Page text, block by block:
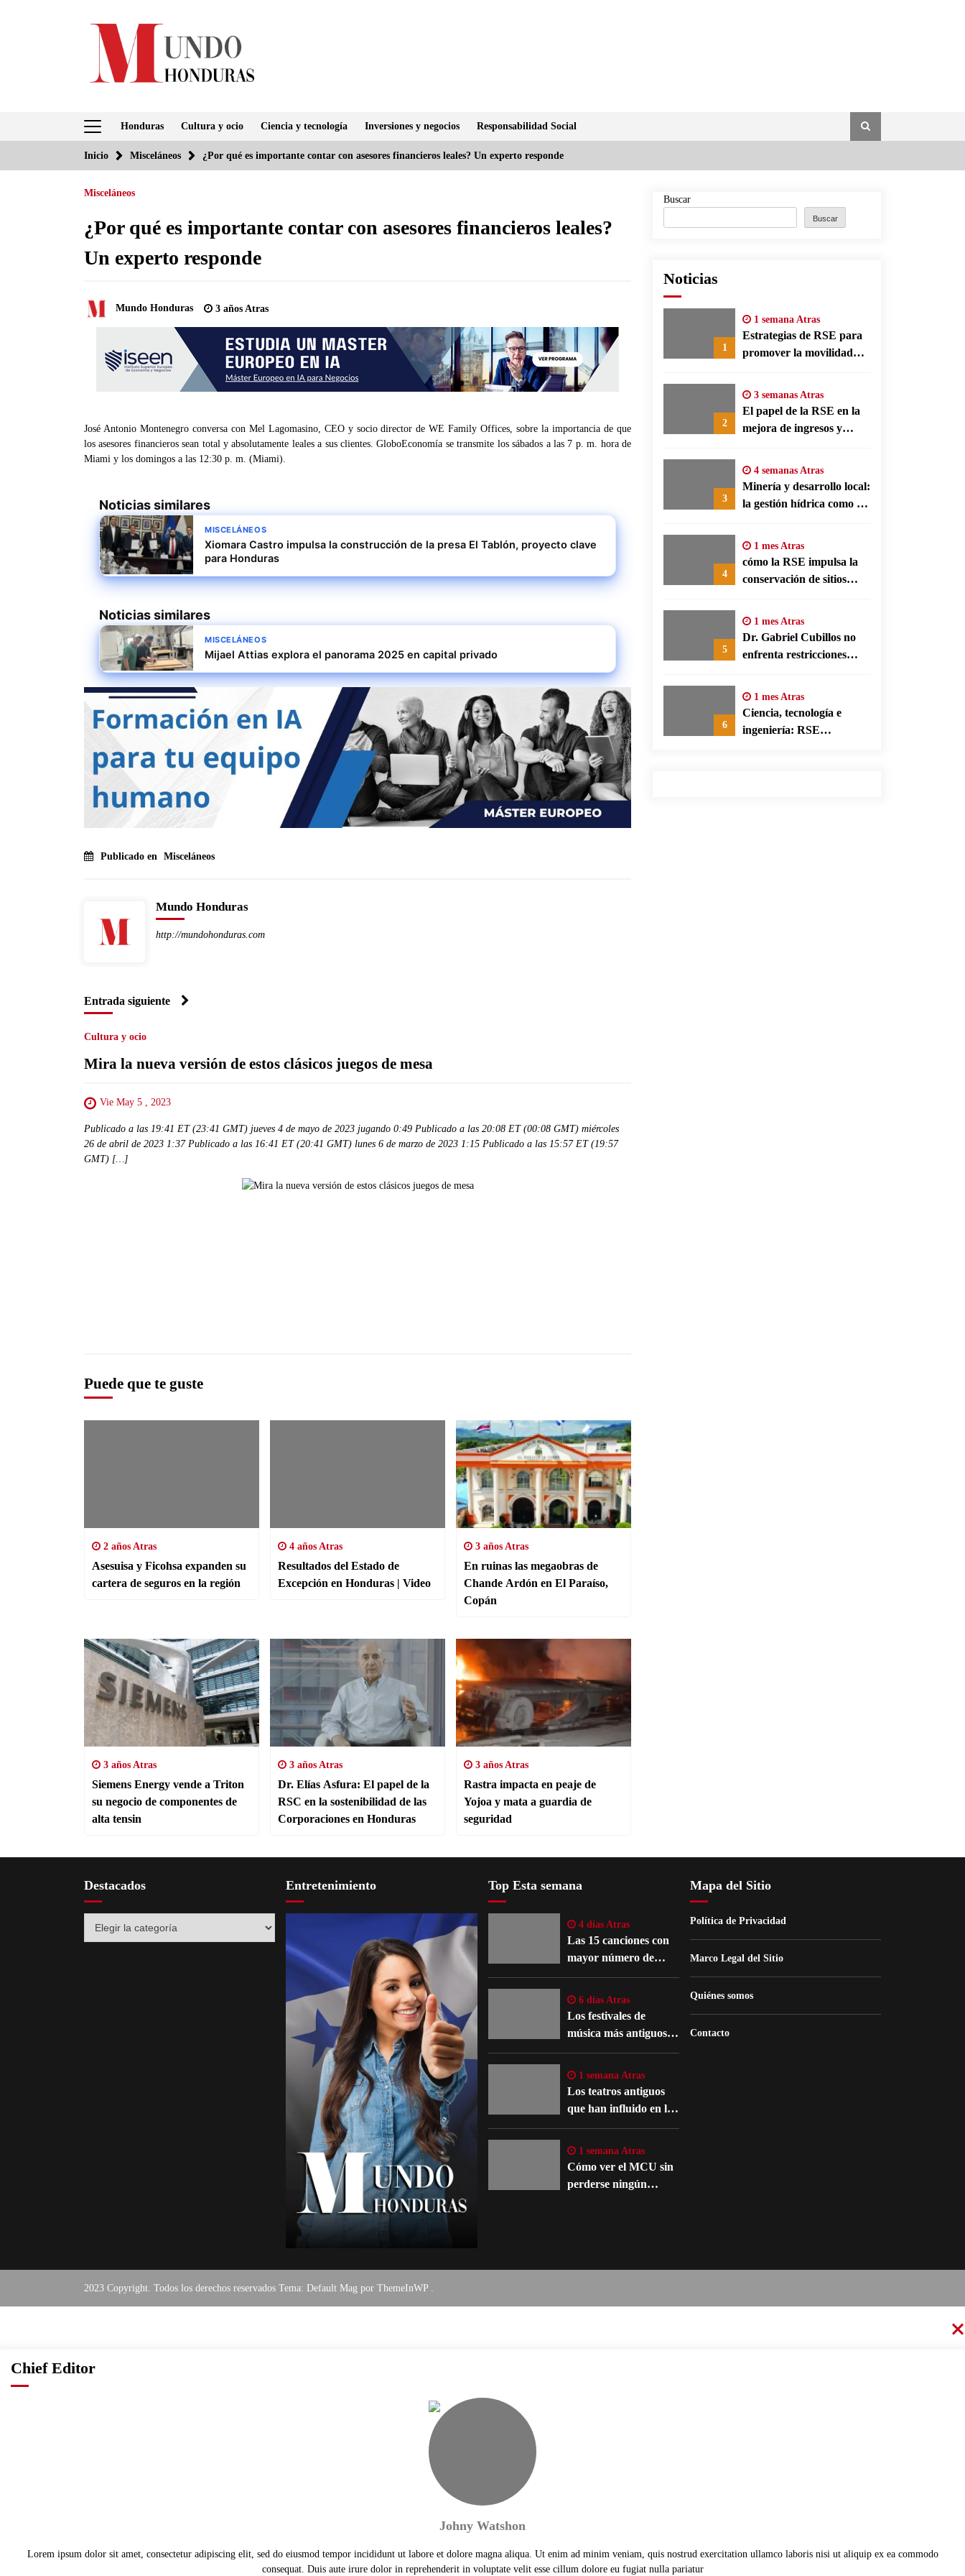
Honduras Cultura y ocio Ciencia y tecnología Inversiones y negocios Responsabilidad Social
Inicio Misceláneos ¿Por qué es importante contar con asesores financieros leales? Un experto responde
Misceláneos
¿Por qué es importante contar con asesores financieros leales?
Un experto responde
Mundo Honduras 3 años Atras
José Antonio Montenegro conversa con Mel Lagomasino, CEO y socio director de WE Family Offices, sobre la importancia de que
los asesores financieros sean total y absolutamente leales a sus clientes. GloboEconomía se transmite los sábados a las 7 p. m. hora de
Miami y los domingos a las 12:30 p. m. (Miami).
Noticias similares
MISCELÁNEOS
Xiomara Castro impulsa la construcción de la presa El Tablón, proyecto clave
para Honduras
Noticias similares
MISCELÁNEOS
Mijael Attias explora el panorama 2025 en capital privado
Publicado en Misceláneos
Mundo Honduras
http://mundohonduras.com
Entrada siguiente
Cultura y ocio
Mira la nueva versión de estos clásicos juegos de mesa
Vie May 5 , 2023
Publicado a las 19:41 ET (23:41 GMT) jueves 4 de mayo de 2023 jugando 0:49 Publicado a las 20:08 ET (00:08 GMT) miércoles
26 de abril de 2023 1:37 Publicado a las 16:41 ET (20:41 GMT) lunes 6 de marzo de 2023 1:15 Publicado a las 15:57 ET (19:57
GMT) […]
Puede que te guste
2 años Atras
Asesuisa y Ficohsa expanden su
cartera de seguros en la región
4 años Atras
Resultados del Estado de
Excepción en Honduras | Video
3 años Atras
En ruinas las megaobras de
Chande Ardón en El Paraíso,
Copán
3 años Atras
Siemens Energy vende a Triton
su negocio de componentes de
alta tensin
3 años Atras
Dr. Elías Asfura: El papel de la
RSC en la sostenibilidad de las
Corporaciones en Honduras
3 años Atras
Rastra impacta en peaje de
Yojoa y mata a guardia de
seguridad
Buscar
Buscar
Noticias
1
1 semana Atras
Estrategias de RSE para
promover la movilidad
fabriles alemanes
2
3 semanas Atras
El papel de la RSE en la
mejora de ingresos y
3
4 semanas Atras
Minería y desarrollo local:
la gestión hídrica como eje
4
1 mes Atras
cómo la RSE impulsa la
conservación de sitios
5
1 mes Atras
Dr. Gabriel Cubillos no
enfrenta restricciones
6
1 mes Atras
Ciencia, tecnología e
ingeniería: RSE
Destacados Entretenimiento Top Esta semana
4 días Atras
Las 15 canciones con
mayor número de
reinterpretaciones
6 días Atras
Los festivales de
música más antiguos
que siguen
actualidad
1 semana Atras
Los teatros antiguos
que han influido en la
evolución del teatro
1 semana Atras
Cómo ver el MCU sin
perderse ningún
Mapa del Sitio
Política de Privacidad
Marco Legal del Sitio
Quiénes somos
Contacto
2023 Copyright. Todos los derechos reservados Tema: Default Mag por ThemeInWP .
Chief Editor
Johny Watshon
Lorem ipsum dolor sit amet, consectetur adipiscing elit, sed do eiusmod tempor incididunt ut labore et dolore magna aliqua. Ut enim ad minim veniam, quis nostrud exercitation ullamco laboris nisi ut aliquip ex ea commodo
consequat. Duis aute irure dolor in reprehenderit in voluptate velit esse cillum dolore eu fugiat nulla pariatur